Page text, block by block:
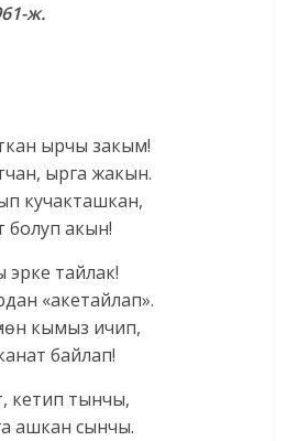
ж.
ырчы закым!
ырга жакын.
кучакташкан,
болуп акын!
эрке тайлак!
«акетайлап».
кымыз ичип,
байлап!
кетип тынчы,
ашкан сынчы.